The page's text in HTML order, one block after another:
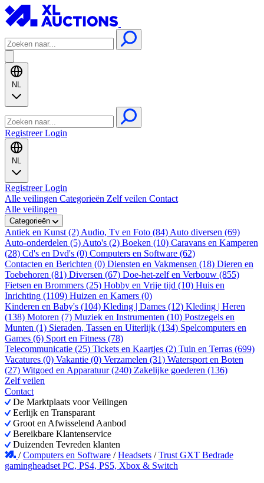
NL
RegistreerLogin
NL
RegistreerLogin
Alle veilingen Categorieën Zelf veilen Contact
Alle veilingen
Categorieën
Antiek en Kunst (2) Audio, Tv en Foto (84) Auto diversen (69)
Auto-onderdelen (5) Auto's (2) Boeken (10) Caravans en Kamperen
(28) Cd's en Dvd's (0) Computers en Software (62)
Contacten en Berichten (0) Diensten en Vakmensen (18) Dieren en
Toebehoren (81) Diversen (67) Doe-het-zelf en Verbouw (855)
Fietsen en Brommers (25) Hobby en Vrije tijd (10) Huis en
Inrichting (1109) Huizen en Kamers (0)
Kinderen en Baby's (104) Kleding | Dames (12) Kleding | Heren
(138) Motoren (7) Muziek en Instrumenten (10) Postzegels en
Munten (1) Sieraden, Tassen en Uiterlijk (134) Spelcomputers en
Games (6) Sport en Fitness (78)
Telecommunicatie (25) Tickets en Kaartjes (2) Tuin en Terras (699)
Vacatures (0) Vakantie (0) Verzamelen (31) Watersport en Boten
(27) Witgoed en Apparatuur (240) Zakelijke goederen (136)
Zelf veilen
Contact
De Marktplaats voor Veilingen
Eerlijk en Transparant
Groot en Afwisselend Aanbod
Bereikbare Klantenservice
Duizenden Tevreden klanten
/Computers en Software /Headsets /Trust GXT Bedrade
gamingheadset PC, PS4, PS5, Xbox & Switch